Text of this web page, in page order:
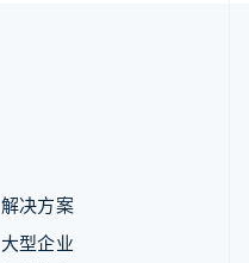
解决方案
大型企业